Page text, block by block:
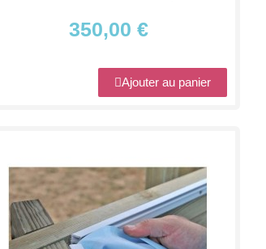
350,00 €
Ajouter au panier